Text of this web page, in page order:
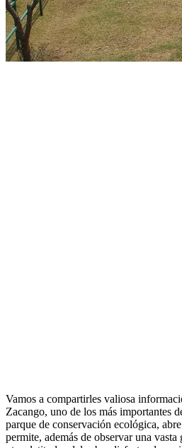
Vamos a compartirles valiosa
Zacango, uno de los más importantes
parque de conservación ecológica,
permite, además de observar una